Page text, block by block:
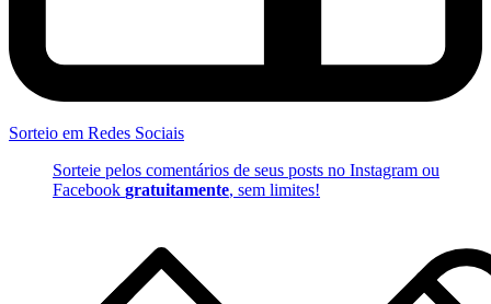
Sorteio em Redes Sociais
Sorteie pelos comentários de seus posts no Instagram ou
Facebook gratuitamente, sem limites!